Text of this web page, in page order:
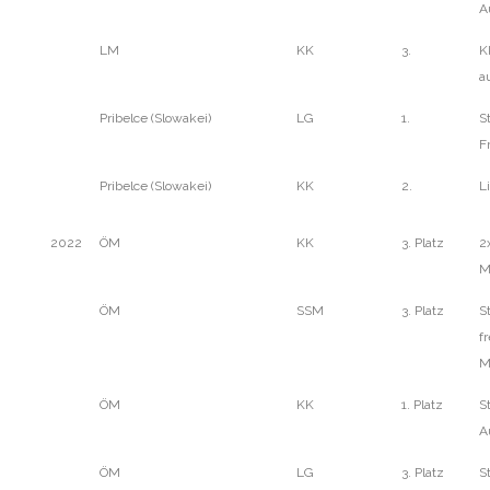
LM KK 3.
Pribelce (Slowakei) LG 1.
Pribelce (Slowakei) KK 2.
2022 ÖM KK 3. Platz
ÖM SSM 3. Platz
ÖM KK 1. Platz
ÖM LG 3. Platz